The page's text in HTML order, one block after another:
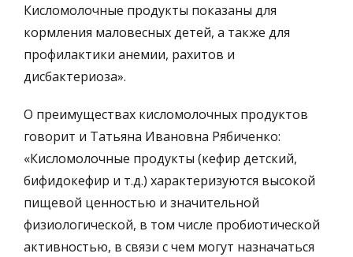
Кисломолочные продукты показаны для
кормления маловесных детей, а также для
профилактики анемии, рахитов и
дисбактериоза».
О преимуществах кисломолочных продуктов
говорит и Татьяна Ивановна Рябиченко:
«Кисломолочные продукты (кефир детский,
бифидокефир и т.д.) характеризуются высокой
пищевой ценностью и значительной
физиологической, в том числе пробиотической
активностью, в связи с чем могут назначаться